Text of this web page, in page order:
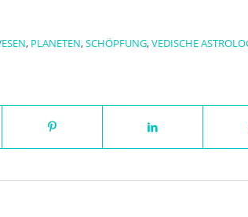
, PLANETEN,SCHÖPFUNG,VEDISCHE